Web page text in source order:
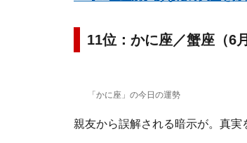
11位：かに座／蟹座（6
「かに座」の今日の運勢
親友から誤解される暗示が。真実